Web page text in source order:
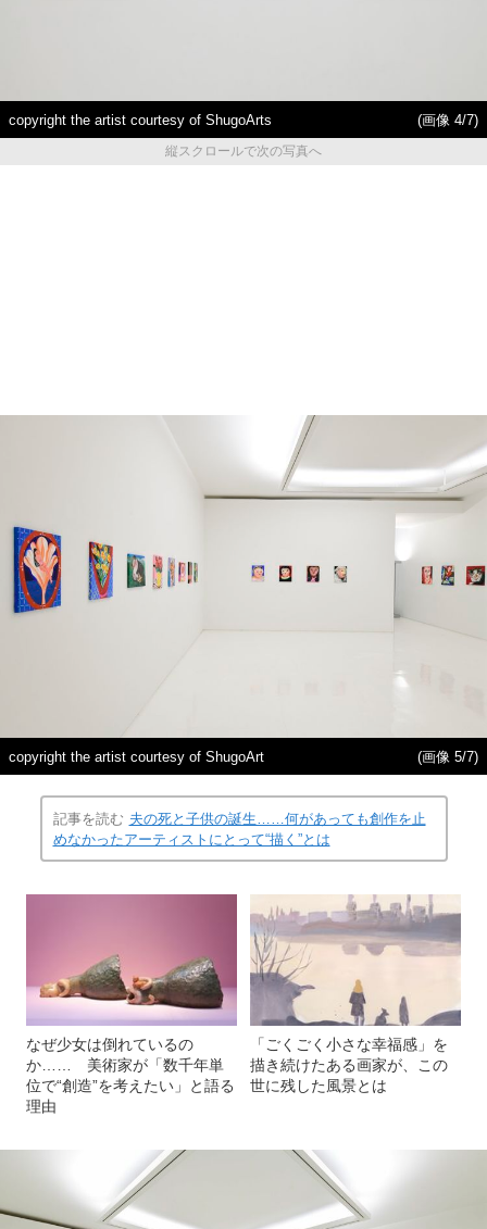
copyright the artist courtesy of ShugoArts
(画像 4/7)
縦スクロールで次の写真へ
copyright the artist courtesy of ShugoArt (画像 5/7)
記事を読む 夫の死と子供の誕生……何があっても創作を止
めなかったアーティストにとって“描く”とは
なぜ少女は倒れているの
か…… 美術家が「数千年単
位で“創造”を考えたい」と語る
理由
「ごくごく小さな幸福感」を
描き続けたある画家が、この
世に残した風景とは